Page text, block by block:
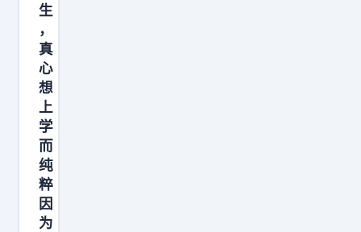
生
，
真
心
想
上
学
而
纯
粹
因
为